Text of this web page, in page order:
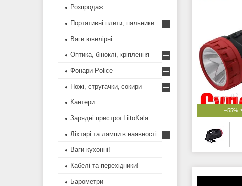
–55%
Розпродаж
Портативні плити, пальники
Ваги ювелірні
Оптика, біноклі, кріплення
Фонари Police
Ножі, стругачки, сокири
Кантери
Зарядні пристрої LiitoKala
Ліхтарі та лампи в наявності
Ваги кухонні!
Кабелі та перехідники!
Барометри